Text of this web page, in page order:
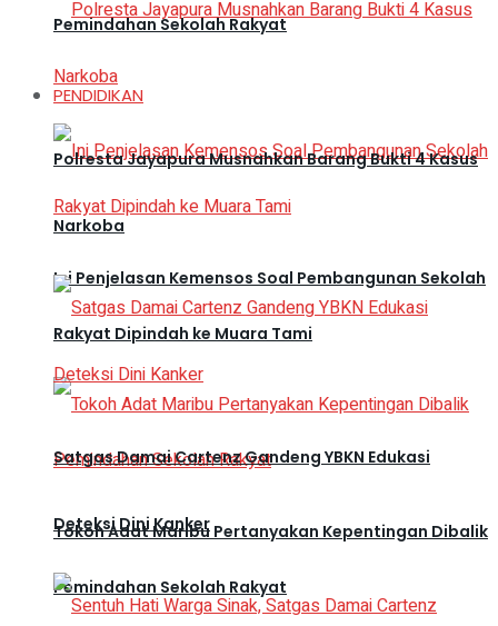
Pemindahan Sekolah Rakyat
PENDIDIKAN
Ini Penjelasan Kemensos Soal Pembangunan Sekolah
Rakyat Dipindah ke Muara Tami
Tokoh Adat Maribu Pertanyakan Kepentingan Dibalik
Pemindahan Sekolah Rakyat
Polresta Jayapura Musnahkan Barang Bukti 4 Kasus
Narkoba
Satgas Damai Cartenz Gandeng YBKN Edukasi
Deteksi Dini Kanker